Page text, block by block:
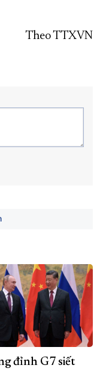
Theo TTXVN
đỉnh G7 siết